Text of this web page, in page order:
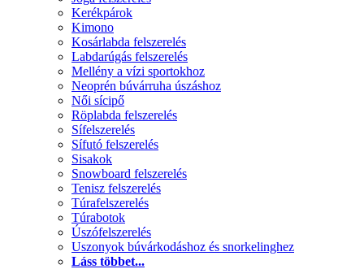
Kerékpárok
Kimono
Kosárlabda felszerelés
Labdarúgás felszerelés
Mellény a vízi sportokhoz
Neoprén búvárruha úszáshoz
Női sícipő
Röplabda felszerelés
Sífelszerelés
Sífutó felszerelés
Sisakok
Snowboard felszerelés
Tenisz felszerelés
Túrafelszerelés
Túrabotok
Úszófelszerelés
Uszonyok búvárkodáshoz és snorkelinghez
Láss többet...